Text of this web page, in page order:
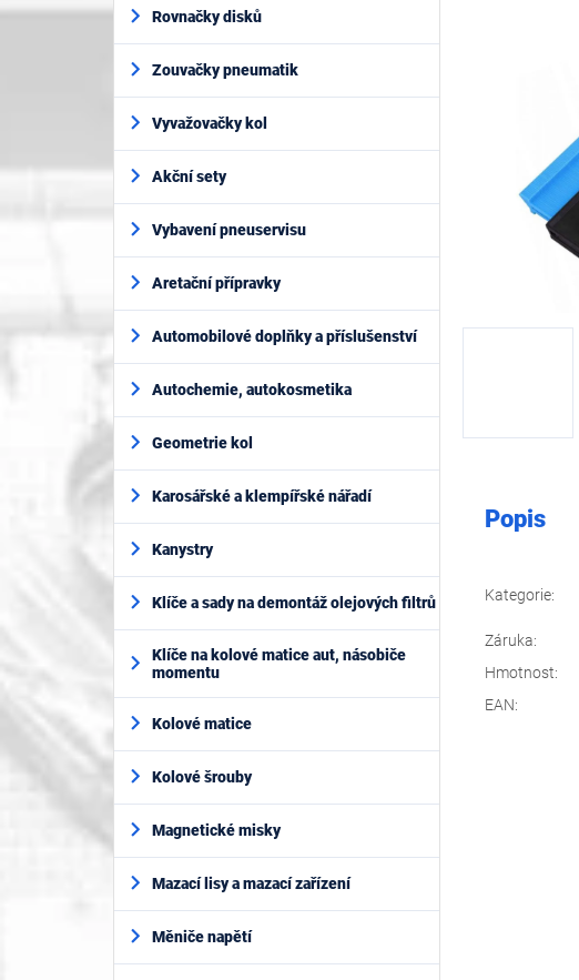
í
e
Rovnačky disků
Zouvačky pneumatik
Vyvažovačky kol
Akční sety
Vybavení pneuservisu
Aretační přípravky
Automobilové doplňky a příslušenství
Autochemie, autokosmetika
Geometrie kol
Karosářské a klempířské nářadí
Kanystry
Klíče a sady na demontáž olejových filtrů
Klíče na kolové matice aut, násobiče
momentu
Kolové matice
Kolové šrouby
Magnetické misky
Mazací lisy a mazací zařízení
Měniče napětí
Popis
Kategorie:
Záruka:
Hmotnost:
EAN: